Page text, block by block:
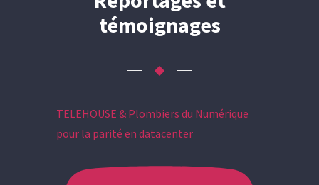
témoignages
TELEHOUSE & Plombiers du Numérique
pour la parité en datacenter